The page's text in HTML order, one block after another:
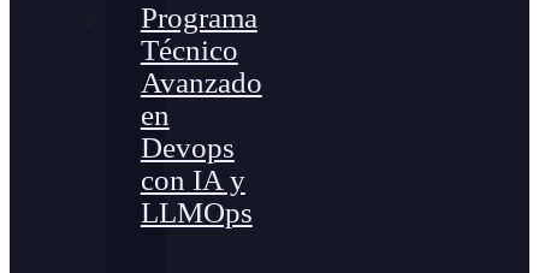
Programa
Técnico
Avanzado
en
Devops
con IA y
LLMOps